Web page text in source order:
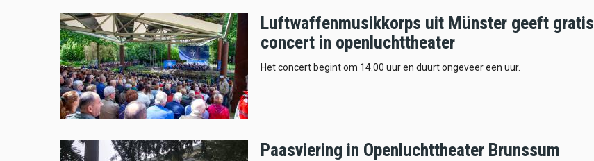
Luftwaffenmusikkorps uit Münster geeft gratis
concert in openluchttheater
Het concert begint om 14.00 uur en duurt ongeveer een uur.
Paasviering in Openluchttheater Brunssum